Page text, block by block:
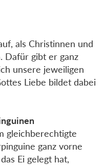
als Christinnen und
Dafür gibt er ganz
unsere jeweiligen
Liebe bildet dabei
gleichberechtigte
ganz vorne
Ei gelegt hat,